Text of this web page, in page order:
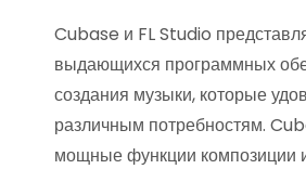
Cubase и FL Studio
выдающихся программных
создания музыки, которые
различным потребностям.
мощные функции композиции